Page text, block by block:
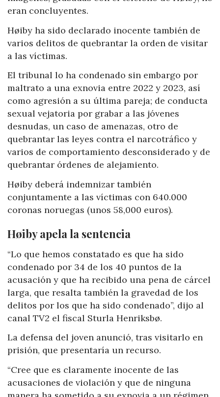
eran concluyentes.
Høiby ha sido declarado inocente también de
varios delitos de quebrantar la orden de visitar
a las víctimas.
El tribunal lo ha condenado sin embargo por
maltrato a una exnovia entre 2022 y 2023, así
como agresión a su última pareja; de conducta
sexual vejatoria por grabar a las jóvenes
desnudas, un caso de amenazas, otro de
quebrantar las leyes contra el narcotráfico y
varios de comportamiento desconsiderado y de
quebrantar órdenes de alejamiento.
Høiby deberá indemnizar también
conjuntamente a las víctimas con 640.000
coronas noruegas (unos 58,000 euros).
Høiby apela la sentencia
“Lo que hemos constatado es que ha sido
condenado por 34 de los 40 puntos de la
acusación y que ha recibido una pena de cárcel
larga, que resalta también la gravedad de los
delitos por los que ha sido condenado”, dijo al
canal TV2 el fiscal Sturla Henriksbø.
La defensa del joven anunció, tras visitarlo en
prisión, que presentaría un recurso.
“Cree que es claramente inocente de las
acusaciones de violación y que de ninguna